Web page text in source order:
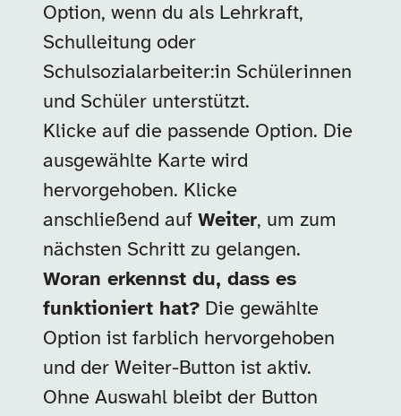
Option, wenn du als Lehrkraft,
Schulleitung oder
Schulsozialarbeiter:in Schülerinnen
und Schüler unterstützt.
Klicke auf die passende Option. Die
ausgewählte Karte wird
hervorgehoben. Klicke
anschließend auf Weiter, um zum
nächsten Schritt zu gelangen.
Woran erkennst du, dass es
funktioniert hat? Die gewählte
Option ist farblich hervorgehoben
und der Weiter-Button ist aktiv.
Ohne Auswahl bleibt der Button